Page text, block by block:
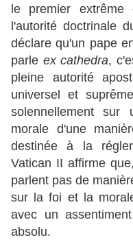
le premier
l'autorité doctrinale
déclare qu'un pape
parle ex cathedra,
pleine autorité
universel et
solennellement
morale d'une
destinée à la
Vatican II affirme
parlent pas de
sur la foi et la
avec un
absolu.